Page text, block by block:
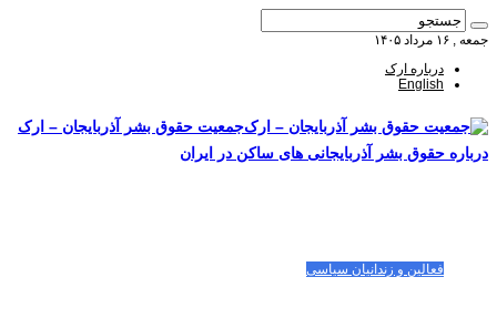
جمعه , ۱۶ مرداد ۱۴۰۵
درباره ارک
English
جمعیت حقوق بشر آذربایجان – ارک
درباره حقوق بشر آذربایجانی های ساکن در ایران
فعالین و زندانیان سیاسی